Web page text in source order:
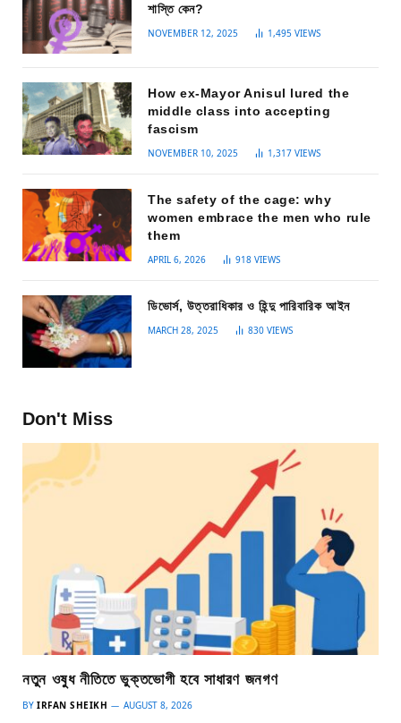
শাস্তি কেন?
NOVEMBER 12, 2025 1,495 VIEWS
How ex-Mayor Anisul lured the
middle class into accepting
fascism
NOVEMBER 10, 2025 1,317 VIEWS
The safety of the cage: why
women embrace the men who rule
them
APRIL 6, 2026 918 VIEWS
ডিভোর্স, উত্তরাধিকার ও হিন্দু পারিবারিক আইন
MARCH 28, 2025 830 VIEWS
Don't Miss
নতুন ওষুধ নীতিতে ভুক্তভোগী হবে সাধারণ জনগণ
BY IRFAN SHEIKH AUGUST 8, 2026